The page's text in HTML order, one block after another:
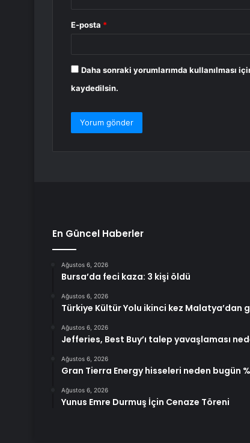
E-posta *
Daha sonraki yorumlarımda kullanılması
kaydedilsin.
En Güncel Haberler
Ağustos 6, 2026
Bursa’da feci kaza: 3 kişi öldü
Ağustos 6, 2026
Türkiye Kültür Yolu ikinci kez Malatya’dan
Ağustos 6, 2026
Jefferies, Best Buy’ı talep yavaşlaması
Ağustos 6, 2026
Gran Tierra Energy hisseleri neden bugün
Ağustos 6, 2026
Yunus Emre Durmuş İçin Cenaze Töreni